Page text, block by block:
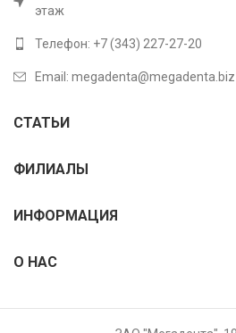
этаж
Телефон: +7 (343) 227-27-20
Email: megadenta@megadenta.biz
СТАТЬИ
ФИЛИАЛЫ
ИНФОРМАЦИЯ
О НАС